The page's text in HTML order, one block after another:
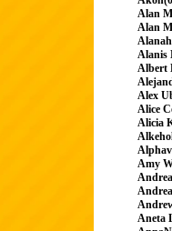
Alan
Alan
Alanis
Albert
Alex
Alice
Alicia
Amy
Aneta